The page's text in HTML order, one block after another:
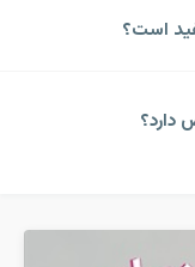
است؟
دارد؟